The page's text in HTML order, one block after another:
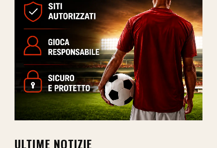
ULTIME NOTIZIE